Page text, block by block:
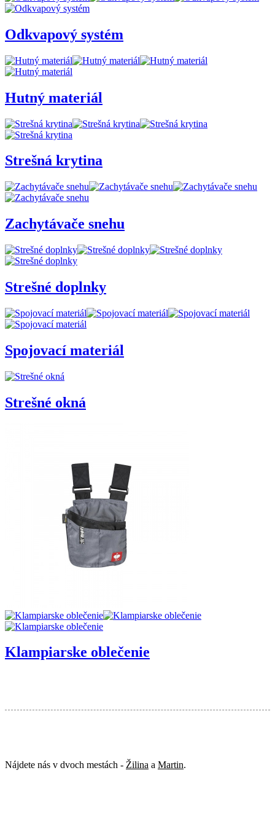
Odkvapový systém
Hutný materiál
Strešná krytina
Zachytávače snehu
Strešné doplnky
Spojovací materiál
Strešné okná
Klampiarske oblečenie
Nájdete nás v dvoch mestách - Žilina a Martin.